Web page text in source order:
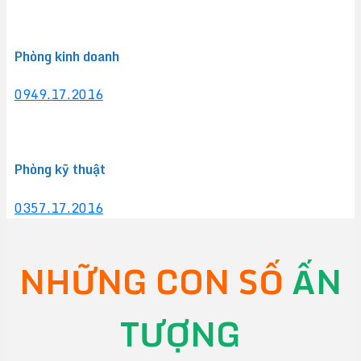
Phòng kinh doanh
0949.17.2016
Phòng kỹ thuật
0357.17.2016
NHỮNG CON SỐ ẤN
TƯỢNG